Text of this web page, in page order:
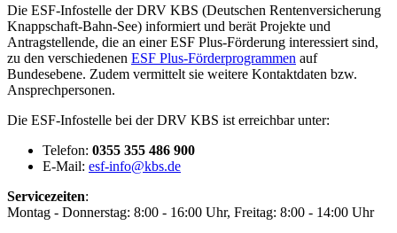
Die ESF-Infostelle der DRV KBS (Deutschen Rentenversicherung
Knappschaft-Bahn-See) informiert und berät Projekte und
Antragstellende, die an einer ESF Plus-Förderung interessiert sind,
zu den verschiedenen ESF Plus-Förderprogrammen auf
Bundesebene. Zudem vermittelt sie weitere Kontaktdaten bzw.
Ansprechpersonen.
Die ESF-Infostelle bei der DRV KBS ist erreichbar unter:
Telefon: 0355 355 486 900
E-Mail: esf-info@kbs.de
Servicezeiten:
Montag - Donnerstag: 8:00 - 16:00 Uhr, Freitag: 8:00 - 14:00 Uhr